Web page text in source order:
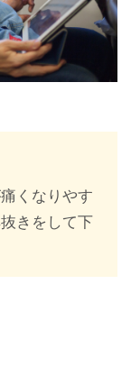
くなりやす
きをして下